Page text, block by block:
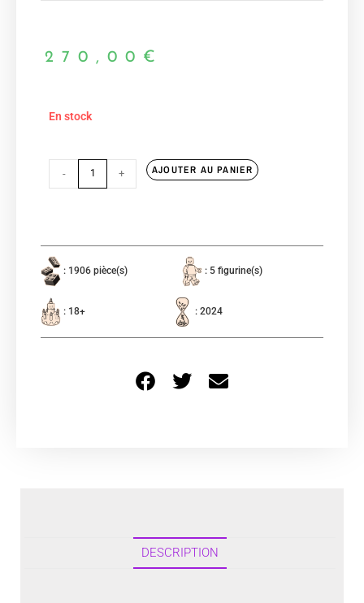
270,00 €
En stock
- + AJOUTER AU PANIER
: 1906 pièce(s) : 5 figurine(s)
: 18+ : 2024
DESCRIPTION